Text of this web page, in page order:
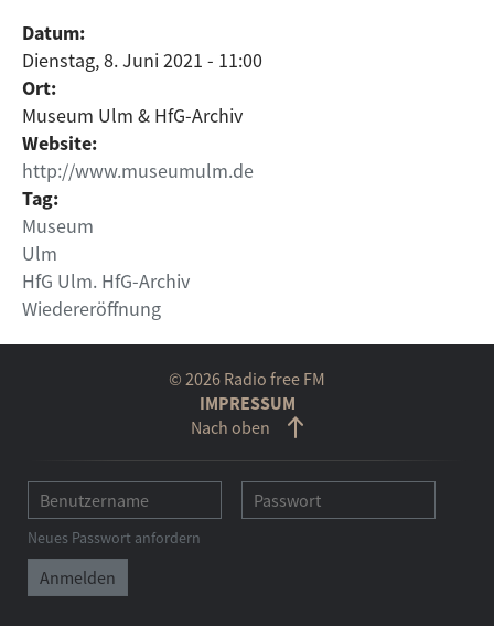
Datum:
Dienstag, 8. Juni 2021 - 11:00
Ort:
Museum Ulm & HfG-Archiv
Website:
http://www.museumulm.de
Tag:
Museum
Ulm
HfG Ulm. HfG-Archiv
Wiedereröffnung
© 2026 Radio free FM
IMPRESSUM
Nach oben
Neues Passwort anfordern